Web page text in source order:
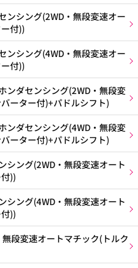
シング(2WD・無段変速オー
付))
シング(4WD・無段変速オー
付))
センシング(2WD・無段変
ーター付)+パドルシフト)
センシング(4WD・無段変
ーター付)+パドルシフト)
ング(2WD・無段変速オート
))
ング(4WD・無段変速オート
))
段変速オートマチック(トルク